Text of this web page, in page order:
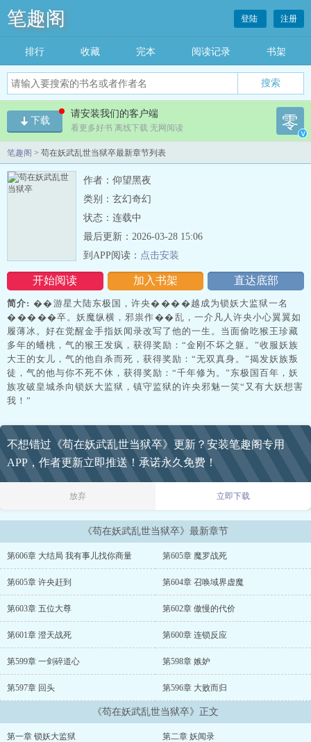
笔趣阁 登陆 注册
排行 收藏 完本 阅读记录 书架
下载
请安装我们的客户端
看更多好书 离线下载 无网阅读 零
v
笔趣阁 > 苟在妖武乱世当狱卒最新章节列表
作者：仰望黑夜
类别：玄幻奇幻
状态：连载中
开始阅读 加入书架 直达底部
最后更新：2026-03-28 15:06
到APP阅读： 点击安装
简介: ��游星大陆东极国，许央����越成为锁妖大监狱一名
�����卒。妖魔纵横，邪祟作��乱，一介凡人许央小心翼翼如
履薄冰。好在觉醒金手指妖闻录改写了他的一生。当面偷吃猴王珍藏
多年的蟠桃，气的猴王发疯，获得奖励：“金刚不坏之躯。”收服妖族
大王的女儿，气的他自杀而死，获得奖励：“无双真身。”揭发妖族叛
徒，气的他与你不死不休，获得奖励：“千年修为。”东极国百年，妖
族攻破皇城杀向锁妖大监狱，镇守监狱的许央邪魅一笑“又有大妖想害
我！”
不想错过《苟在妖武乱世当狱卒》更新？安装笔趣阁专用
APP，作者更新立即推送！承诺永久免费！
放弃 立即下载
《苟在妖武乱世当狱卒》最新章节
第606章 大结局 我有事儿找你商量 第605章 魔罗战死
第605章 许央赶到 第604章 召唤域界虚魔
第603章 五位大尊 第602章 傲慢的代价
第601章 澄天战死 第600章 连锁反应
第599章 一剑碎道心 第598章 嫉妒
第597章 回头 第596章 大败而归
《苟在妖武乱世当狱卒》正文
第一章 锁妖大监狱 第二章 妖闻录